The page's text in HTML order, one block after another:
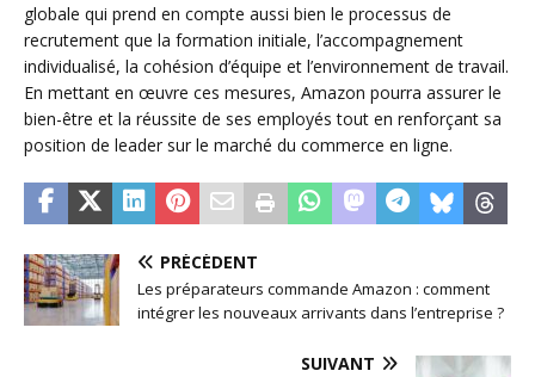
globale qui prend en compte aussi bien le processus de
recrutement que la formation initiale, l’accompagnement
individualisé, la cohésion d’équipe et l’environnement de travail.
En mettant en œuvre ces mesures, Amazon pourra assurer le
bien-être et la réussite de ses employés tout en renforçant sa
position de leader sur le marché du commerce en ligne.
PRÉCÉDENT
Les préparateurs commande Amazon : comment
intégrer les nouveaux arrivants dans l’entreprise ?
SUIVANT